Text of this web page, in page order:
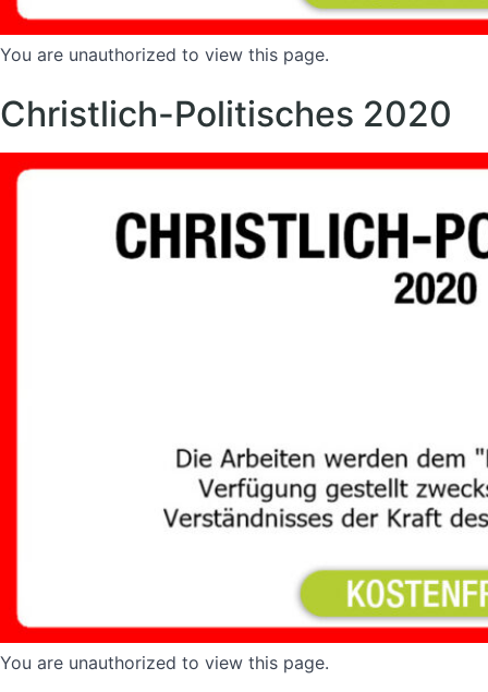
You are unauthorized to view this page.
Christlich-Politisches 2020
You are unauthorized to view this page.